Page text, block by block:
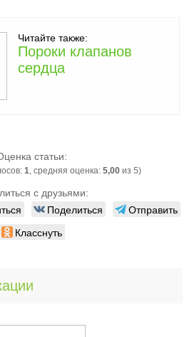
Читайте также:
Пороки клапанов
сердца
статьи:
1, средняя оценка: 5,00из 5)
с друзьями:
Поделиться
Отправить
Класснуть